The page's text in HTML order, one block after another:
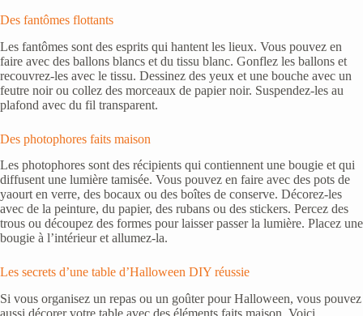
Des fantômes flottants
Les fantômes sont des esprits qui hantent les lieux. Vous pouvez en
faire avec des ballons blancs et du tissu blanc. Gonflez les ballons et
recouvrez-les avec le tissu. Dessinez des yeux et une bouche avec un
feutre noir ou collez des morceaux de papier noir. Suspendez-les au
plafond avec du fil transparent.
Des photophores faits maison
Les photophores sont des récipients qui contiennent une bougie et qui
diffusent une lumière tamisée. Vous pouvez en faire avec des pots de
yaourt en verre, des bocaux ou des boîtes de conserve. Décorez-les
avec de la peinture, du papier, des rubans ou des stickers. Percez des
trous ou découpez des formes pour laisser passer la lumière. Placez une
bougie à l’intérieur et allumez-la.
Les secrets d’une table d’Halloween DIY réussie
Si vous organisez un repas ou un goûter pour Halloween, vous pouvez